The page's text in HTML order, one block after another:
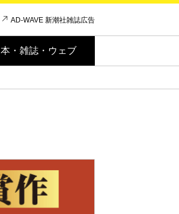
AD-WAVE 新潮社雑誌広告
本・雑誌・ウェブ